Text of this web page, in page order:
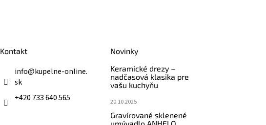
Kontakt
info@kupelne-online.
sk
+420 733 640 565
Novinky
Keramické drezy –
nadčasová klasika pre
vašu kuchyňu
20.10.2025
Gravírované sklenené
umývadlo ANHELO